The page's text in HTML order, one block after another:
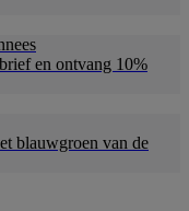
en ontvang 10%
blauwgroen van de